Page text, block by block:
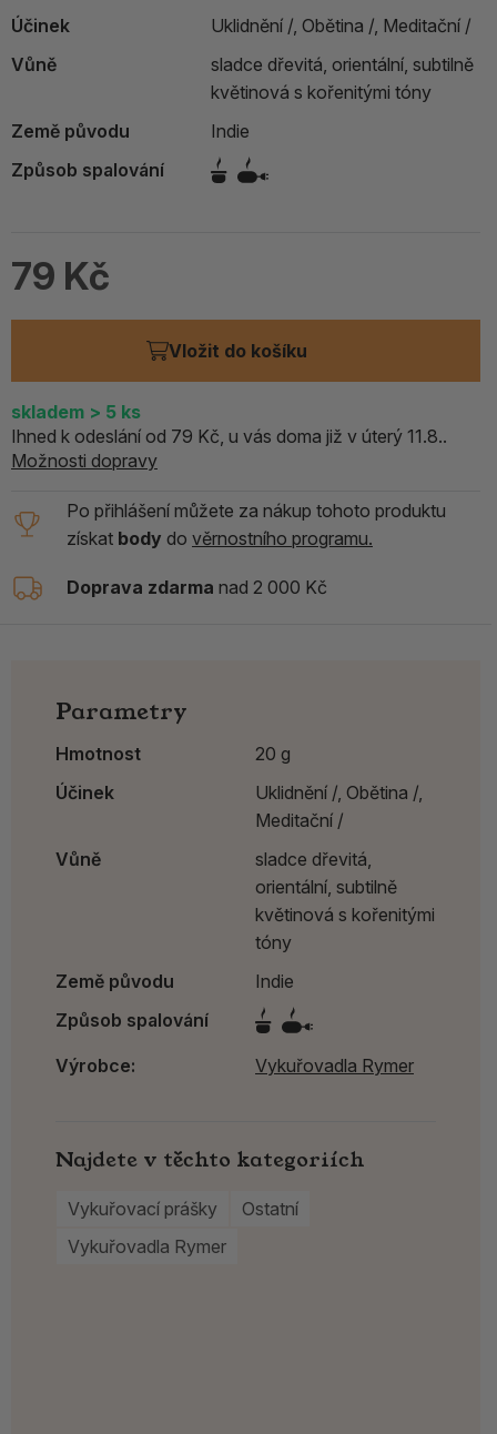
Účinek
Uklidnění /, Obětina /, Meditační /
Vůně
sladce dřevitá, orientální, subtilně
květinová s kořenitými tóny
Země původu
Indie
Způsob spalování
79 Kč
Vložit do košíku
skladem > 5 ks
Ihned k odeslání od 79 Kč, u vás doma již v úterý 11.8..
Možnosti dopravy
Po přihlášení můžete za nákup tohoto produktu
získat body do věrnostního programu.
Doprava zdarma nad 2 000 Kč
Parametry
Hmotnost
20 g
Účinek
Uklidnění /, Obětina /,
Meditační /
Vůně
sladce dřevitá,
orientální, subtilně
květinová s kořenitými
tóny
Země původu
Indie
Způsob spalování
Výrobce: Vykuřovadla Rymer
Najdete v těchto kategoriích
Vykuřovací prášky
Ostatní
Vykuřovadla Rymer